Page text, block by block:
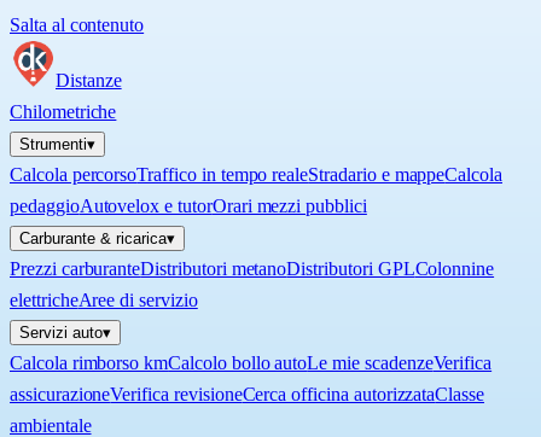
Salta al contenuto
Distanze
Chilometriche
Strumenti▾
Calcola percorsoTraffico in tempo realeStradario e mappeCalcola
pedaggioAutovelox e tutorOrari mezzi pubblici
Carburante & ricarica▾
Prezzi carburanteDistributori metanoDistributori GPLColonnine
elettricheAree di servizio
Servizi auto▾
Calcola rimborso kmCalcolo bollo autoLe mie scadenzeVerifica
assicurazioneVerifica revisioneCerca officina autorizzataClasse
ambientale